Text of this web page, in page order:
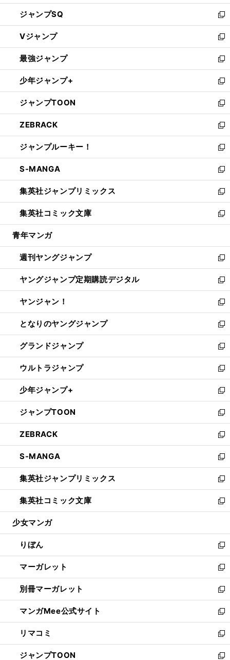
し
い
ウ
ィ
ン
ド
ウ
で
開
く
ジャンプSQ
新
し
い
ウ
ィ
ン
ド
ウ
で
開
く
Vジャンプ
新
し
い
ウ
ィ
ン
ド
ウ
で
開
く
最強ジャンプ
新
し
い
ウ
ィ
ン
ド
ウ
で
開
く
少年ジャンプ+
新
し
い
ウ
ィ
ン
ド
ウ
で
開
く
ジャンプTOON
新
し
い
ウ
ィ
ン
ド
ウ
で
開
く
ZEBRACK
新
し
い
ウ
ィ
ン
ド
ウ
で
開
ジャンプルーキー！
新
し
い
ウ
ィ
ン
ド
ウ
開
く
S-MANGA
新
し
い
ウ
ィ
ン
ウ
で
開
く
集英社ジャンプリミックス
新
し
い
ウ
ン
ド
ウ
で
開
く
集英社コミック文庫
新
し
ウ
ィ
ン
ド
ウ
で
開
く
青年マンガ
週刊ヤングジャンプ
新
し
い
ウ
ィ
ン
ド
ウ
で
開
く
ヤングジャンプ定期購読デジタル
新
し
い
ウ
ィ
ン
ド
ウ
で
開
く
ヤンジャン！
新
し
い
ウ
ィ
ン
ド
ウ
で
開
く
となりのヤングジャンプ
新
し
い
ウ
ィ
ン
ド
ウ
で
開
く
グランドジャンプ
新
し
い
ウ
ィ
ン
ド
ウ
で
開
く
ウルトラジャンプ
新
し
い
ウ
ィ
ン
ド
ウ
で
開
く
少年ジャンプ+
新
し
い
ウ
ィ
ン
ド
ウ
で
開
く
ジャンプTOON
新
し
い
ウ
ィ
ン
ド
ウ
で
開
ZEBRACK
新
し
い
ウ
ィ
ン
ド
ウ
開
く
S-MANGA
新
し
い
ウ
ィ
ン
ウ
で
開
く
集英社ジャンプリミックス
新
し
い
ウ
ン
ド
ウ
で
開
く
集英社コミック文庫
新
し
ウ
ィ
ン
ド
ウ
で
開
く
少女マンガ
りぼん
新
し
い
ウ
ィ
ン
ド
ウ
で
開
く
マーガレット
新
し
い
ウ
ィ
ン
ド
ウ
で
別冊マーガレット
新
し
い
ウ
ィ
ン
ド
マンガMee公式サイト
新
し
い
ウ
ィ
リマコミ
新
し
い
ジャンプTOON 新